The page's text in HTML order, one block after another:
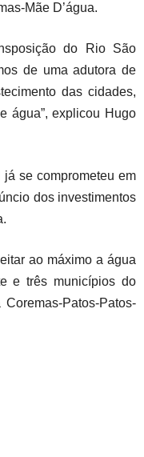
Mãe D’água.
do Rio São
de uma adutora de
das cidades,
água”, explicou Hugo
se comprometeu em
dos investimentos
ao máximo a água
e três municípios do
Patos-Patos-